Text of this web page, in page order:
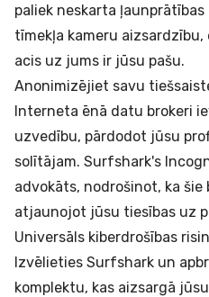
paliek neskarta
tīmekļa kameru
acis uz jums ir jūsu pašu.
Anonimizējiet savu
Interneta ēnā datu brokeri
uzvedību, pārdodot jūsu
solītājam. Surfshark's
advokāts, nodrošinot, ka
atjaunojot jūsu tiesības uz
Universāls kiberdrošības
Izvēlieties Surfshark un
komplektu, kas aizsargā